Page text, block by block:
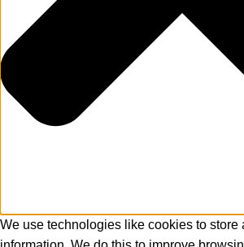
We use technologies like cookies to store